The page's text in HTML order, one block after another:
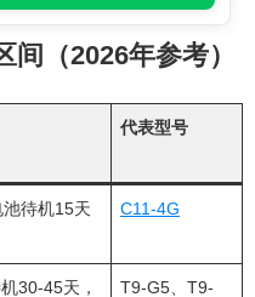
（2026年参考）
代表型号
待机15天
C11-4G
30-45天，
T9-G5、T9-